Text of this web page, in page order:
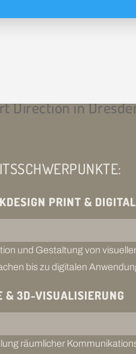
Direction in
PRINT & DIGITAL
und Gestaltung von
bis zu digitalen
& 3D-VISUALISIERUNG
räumlicher